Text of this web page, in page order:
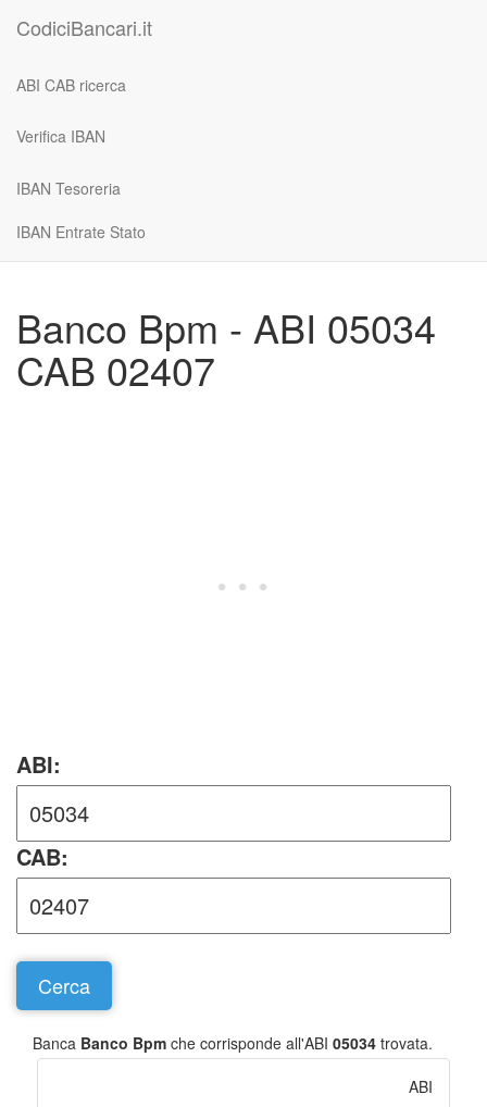
CodiciBancari.it
ABI CAB ricerca
Verifica IBAN
IBAN Tesoreria
IBAN Entrate Stato
Banco Bpm - ABI 05034
CAB 02407
ABI:
CAB:
Banca Banco Bpm che corrisponde all'ABI 05034 trovata.
ABI